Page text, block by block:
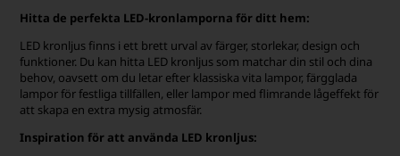
Hitta de perfekta LED-kronlamporna för ditt hem:
LED kronljus finns i ett brett urval av färger, storlekar, design och
funktioner. Du kan hitta LED kronljus som matchar din stil och dina
behov, oavsett om du letar efter klassiska vita lampor, färgglada
lampor för festliga tillfällen, eller lampor med flimrande lågeffekt för
att skapa en extra mysig atmosfär.
Inspiration för att använda LED kronljus: